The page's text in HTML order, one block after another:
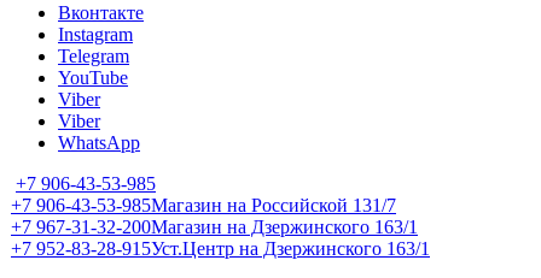
Вконтакте
Instagram
Telegram
YouTube
Viber
Viber
WhatsApp
+7 906-43-53-985
+7 906-43-53-985Магазин на Российской 131/7
+7 967-31-32-200Магазин на Дзержинского 163/1
+7 952-83-28-915Уст.Центр на Дзержинского 163/1